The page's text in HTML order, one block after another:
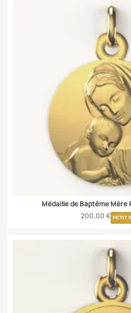
Médaille de Baptême
200,00 € PETIT